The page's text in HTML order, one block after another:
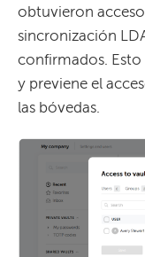
obtuvieron
sincronización
confirmados.
y previene el
las bóvedas.